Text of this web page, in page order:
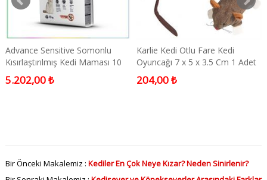
Advance Sensitive Somonlu
Kısırlaştırılmış Kedi Maması 10
Kg
5.202,00 ₺
Karlie Kedi Otlu Fare Kedi
Oyuncağı 7 x 5 x 3.5 Cm 1 Adet
204,00 ₺
Bir Önceki Makalemiz : Kediler En Çok Neye Kızar? Neden Sinirlenir?